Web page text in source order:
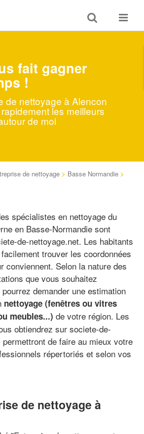
Toggle
search
Toggle
fait gagner
!
de nettoyage à Alencon
les meilleurs
de moi
de nettoyage > Basse Normandie >
spécialistes en nettoyage du
en Basse-Normandie sont
de-nettoyage.net. Les habitants
trouver les coordonnées
conviennent. Selon la nature des
que vous souhaitez
demander une estimation
nettoyage (fenêtres ou vitres
meubles...) de votre région. Les
obtiendrez sur societe-de-
de faire au mieux votre
répertoriés et selon vos
de nettoyage à